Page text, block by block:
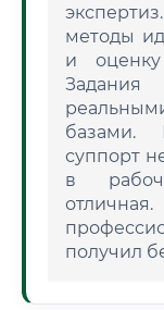
методы
и
базами.
суппорт
в
получил